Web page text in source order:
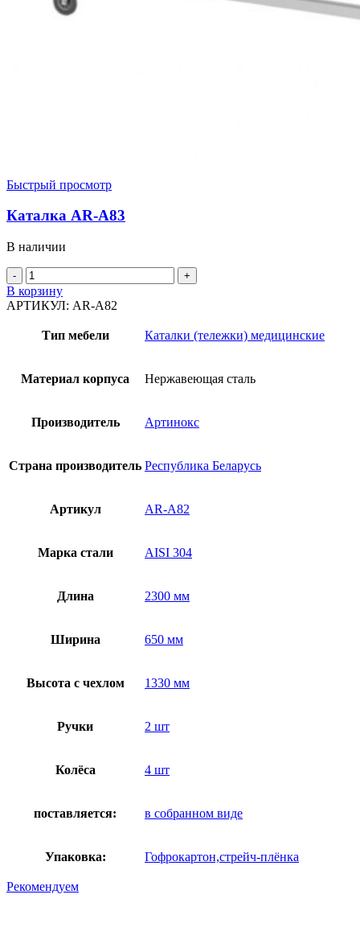
Быстрый просмотр
Каталка AR-A83
В наличии
Количество
товара
Каталка
A83
В корзину
АРТИКУЛ: AR-A82
Тип мебели Каталки (тележки) медицинские
Материал корпуса Нержавеющая сталь
Производитель Артинокс
Страна производитель Республика Беларусь
Артикул AR-A82
Марка стали AISI 304
Длина 2300 мм
Ширина 650 мм
Высота с чехлом 1330 мм
Ручки 2 шт
Колёса 4 шт
поставляется: в собранном виде
Упаковка: Гофрокартон,стрейч-плёнка
Рекомендуем